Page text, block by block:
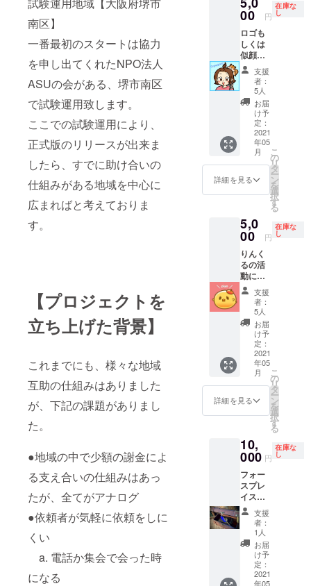
試験運用地域【大阪府堺市
南区】
一番最初のスタートは協力
を申し出てくれたNPO法人
ASUの会がある、堺市南区
で試験運用致します。
ここでの試験運用により、
正式版のリリースが出来ま
したら、すでに助け合いの
仕組みがある地域を中心に
広まればと考えておりま
す。
【プロジェクトを
立ち上げた背景】
これまでにも、様々な地域
互助の仕組みはありました
が、下記の課題がありまし
た。
●地域の中で少額の謝金によ
る支え合いの仕組みはあっ
たが、全てがアナログ
●依頼者が気軽に依頼をしに
くい
a. 電話か集会で会った時
になる
ち、周
りに流
されに
くい。
幸福性
が高い
事で、
失敗を
恐れず
突き進
むこと
が出来
る。 こ
のよう
に個性
によ
り、ど
のよう
向いて
いるの
かの傾
向が分
かりま
す。 人
間関係
の相性
も分か
るの
で、夫
婦間な
どでお
互いに
気を付
けた方
が良い
事など
も見え
企業や
コミュ
ニティ
内等で
も、ど
のよう
に活か
すのか
を明確
にする
事が可
能で
す。 詳
人コ
ミュニ
ケー
ション
クオー
シェン
ト協会
のHPを
ご参照
くださ
い。 ※
応援者
の江田
さんは
こちら
理事で
す。
a.or.jp/
※リター
ンの日
程は、
申し込
み順に
スケ
ジュー
ル調整
させて
頂きま
す。 申
込が多
くなっ
た場合
整日程
が遅く
合がご
ざいま
すので
ご了承
くださ
い。 ※
チケッ
ト有効
期限
2021年
5月1日
～2022
年4月30
日迄
の組織
作りに
て」
「職場
づくり
で大切
にして
いるこ
と」
「学校
との連
携を含
む放課
後等デ
ビスの
事例に
「正
規・非
正規の
区別な
いキャ
リア支
援」
「人が
育つ職
場をつ
くる」
「サ
ポート
ファイ
ルの具
活用方
法につ
長野市
食堂On
Kitchen
のまち
づくり
事例に
つい
て」
「採用
力向上
につい
て」
「プロ
備をお
願い致
しま
す。 基
本対応
範囲は
南大
阪、そ
れ以外
の地域
はご相
談下さ
い。
（別途
交通費
を頂戴
ます）
※チケッ
期限
2021年
9月1日
～2022
年8月31
日迄
す。 人
間関係
に必要
不可欠
なコ
ミュニ
ケー
ション
力を、
体系
化・数
値化・
視覚化
した生
活密着
型心理
スに、
一人一
人の個
性分析
や、組
織の人
間関係
分析を
行うこ
とがで
きま
す。 た
だし、
これは
能力を
可視化
するも
何に対
してス
を強く
感じ、
何に対
してス
トレス
を感じ
にくい
のか。
例えば
◆一人
介護に
関わる
事であ
れば、
幅広く
対応可
能。
◆「介
護に笑
顔を」
エガプ
ロ代表
高岡秀
明氏に
活動の
原点に
https://
poly-
kaigo.c
om/arti
cles/52
↓デイ
サービ
スル
クール
HP
https://l
ecoeur
7.wixsit
e.com/c
ocolo
↓egao
プロ
peraich
i.com/la
ages/vi
ew/ega
oprojec
t/ ↓日本
食支援
協会
フェイ
スブッ
https://
の課題
や対
策、他
者との
人間関
係にお
ける問
題点を
明確に
しま
す。 自
分とは
異なる
相手の
考えや
気持
理解で
きるよ
うにな
り、対
人関係
のスト
レスが
大きく
軽減さ
れま
す。 人
間関係
に必要
不可欠
なコ
ミュニ
ケー
化・数
値化・
した生
活密着
型心理
学【個
性論】
をベー
スに、
一人一
人の個
性分析
せん
が、
作って
みまし
た！ ご
希望を
お伺い
し唯一
無二の
称号作
成とり
んくる
のアプ
リ内広
告掲載
（1年
す。 称
号作成
と広告
の内容
につい
ては、
クラウ
ドファ
ンディ
ング終
了後に
メール
のやり
取りに
お伺い
させて
頂きま
るよう
な内容
まして
は、対
応致し
かねま
すの
で、ご
理解お
願い致
しま
す。 も
00 円
在庫な
し
ロゴも
しくは
似顔絵
イラス
トの作
成。 り
んくる
のロゴ
やトッ
プ画像
を作っ
てくれ
ている
アー
ティス
ト「ぽ
げ」さ
んがロ
ゴや似
顔絵を
作成し
てくれ
ます！
SNSな
どでも
目を引
くアイ
コンを
作って
くれま
すの
で、こ
の機会
い♪ ご
依頼の
流れ ・
クラウ
ドファ
ンディ
ングが
完了し
次第、
順次
メール
にてご
連絡さ
支援
者：
5人
お届
け予
定：
2021
年05
月
詳細を見る
こ
の
リ
タ
ー
ン
を
選
択
す
る
5,0
00 円
在庫な
し
りんく
るの活
動に共
感して
頂い
た、イ
ラスト
レー
ター
「なな
みん」
さんへ
の依頼
リター
ンで
す！
絵柄に
対応で
き、可
愛い動
物イラ
ストか
似顔絵
を依頼
できま
す♪ こ
の機会
に可愛
らしい
支援
者：
5人
お届
け予
定：
2021
年05
月
詳細を見る
こ
の
リ
タ
ー
ン
を
選
択
す
る
10,
000 円
在庫な
し
フォー
スプレ
イスさ
んで
扱って
いるア
イテム
のお楽
しみ宝
箱リ
支援
者：
1人
お届
け予
定：
2021
年05